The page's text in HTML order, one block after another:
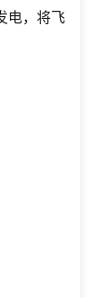
电，将飞